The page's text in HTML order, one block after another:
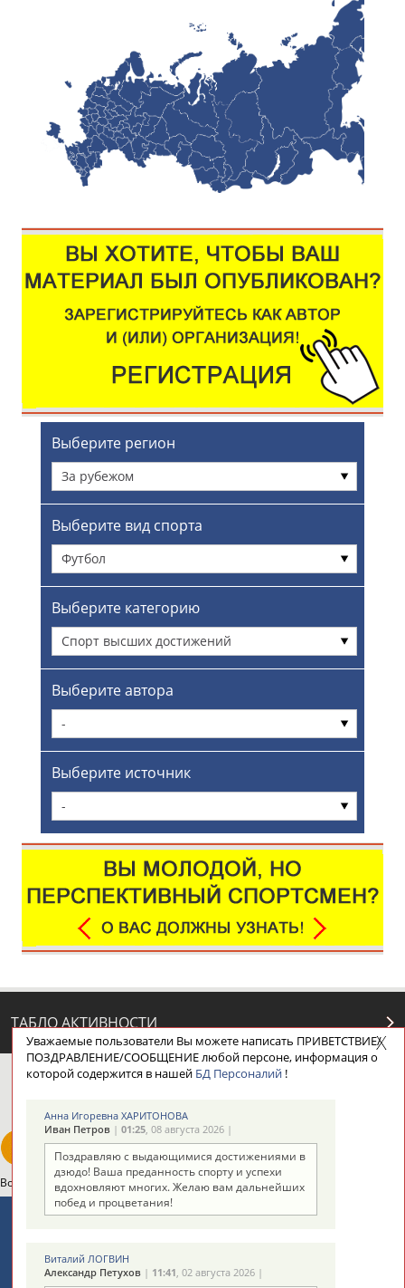
Выберите регион
За рубежом
Выберите вид спорта
Футбол
Выберите категорию
Спорт высших достижений
Выберите автора
-
Выберите источник
-
ТАБЛО АКТИВНОСТИ
ЦЕЛИ ПРОЕКТА НАШИ КНОПКИ
Вопросы сотрудничества и совместной деятельностиinform@infosport.ru
Стадион, 1998-2026
Адресов в новостной рассылке: 997
Уважаемые пользователи Вы можете написать ПРИВЕТСТВИЕ/
ПОЗДРАВЛЕНИЕ/СООБЩЕНИЕ любой персоне, информация о
которой содержится в нашей БД Персоналий!
Анна Игоревна ХАРИТОНОВА
Иван Петров| 01:25, 08 августа 2026 |
Поздравляю с выдающимися достижениями в
дзюдо! Ваша преданность спорту и успехи
вдохновляют многих. Желаю вам дальнейших
побед и процветания!
Виталий ЛОГВИН
Александр Петухов| 11:41, 02 августа 2026 |